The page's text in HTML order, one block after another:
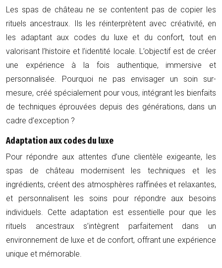
Les spas de château ne se contentent pas de copier les
rituels ancestraux. Ils les réinterprètent avec créativité, en
les adaptant aux codes du luxe et du confort, tout en
valorisant l’histoire et l’identité locale. L’objectif est de créer
une expérience à la fois authentique, immersive et
personnalisée. Pourquoi ne pas envisager un soin sur-
mesure, créé spécialement pour vous, intégrant les bienfaits
de techniques éprouvées depuis des générations, dans un
cadre d’exception ?
Adaptation aux codes du luxe
Pour répondre aux attentes d’une clientèle exigeante, les
spas de château modernisent les techniques et les
ingrédients, créent des atmosphères raffinées et relaxantes,
et personnalisent les soins pour répondre aux besoins
individuels. Cette adaptation est essentielle pour que les
rituels ancestraux s’intègrent parfaitement dans un
environnement de luxe et de confort, offrant une expérience
unique et mémorable.